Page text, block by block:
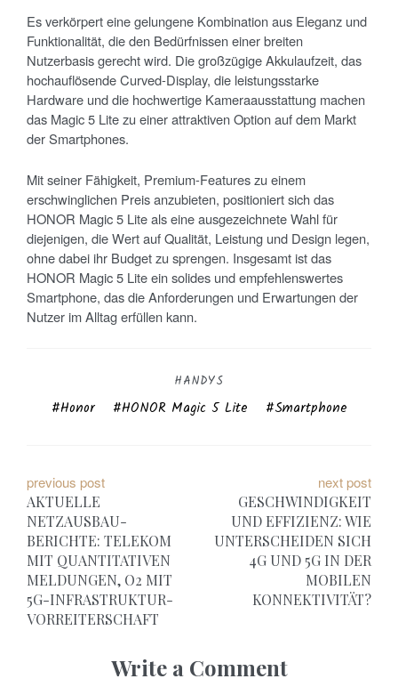
Es verkörpert eine gelungene Kombination aus Eleganz und
Funktionalität, die den Bedürfnissen einer breiten
Nutzerbasis gerecht wird. Die großzügige Akkulaufzeit, das
hochauflösende Curved-Display, die leistungsstarke
Hardware und die hochwertige Kameraausstattung machen
das Magic 5 Lite zu einer attraktiven Option auf dem Markt
der Smartphones.
Mit seiner Fähigkeit, Premium-Features zu einem
erschwinglichen Preis anzubieten, positioniert sich das
HONOR Magic 5 Lite als eine ausgezeichnete Wahl für
diejenigen, die Wert auf Qualität, Leistung und Design legen,
ohne dabei ihr Budget zu sprengen. Insgesamt ist das
HONOR Magic 5 Lite ein solides und empfehlenswertes
Smartphone, das die Anforderungen und Erwartungen der
Nutzer im Alltag erfüllen kann.
HANDYS
Honor HONOR Magic 5 Lite Smartphone
B
e
i
t
r
previous post
AKTUELLE
NETZAUSBAU-
BERICHTE: TELEKOM
MIT QUANTITATIVEN
MELDUNGEN, O2 MIT
5G-INFRASTRUKTUR-
VORREITERSCHAFT
next post
GESCHWINDIGKEIT
UND EFFIZIENZ: WIE
UNTERSCHEIDEN SICH
4G UND 5G IN DER
MOBILEN
KONNEKTIVITÄT?
Write a Comment